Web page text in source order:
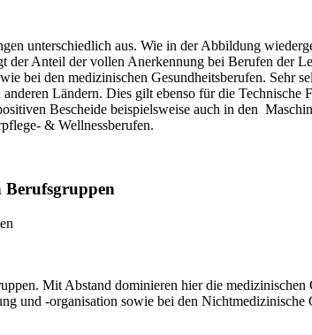
unterschiedlich aus. Wie in der Abbildung
der Anteil der vollen Anerkennung bei Berufen der
bei den medizinischen Gesundheitsberufen. Sehr
Ländern. Dies gilt ebenso für die
Bescheide beispielsweise auch in den
& Wellnessberufen.
Berufsgruppen
Mit Abstand dominieren hier die
und -organisation sowie bei den